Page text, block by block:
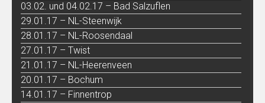
03.02. und 04.02.17 – Bad Salzuflen
29.01.17 – NL-Steenwijk
28.01.17 – NL-Roosendaal
27.01.17 – Twist
21.01.17 – NL-Heerenveen
20.01.17 – Bochum
14.01.17 – Finnentrop